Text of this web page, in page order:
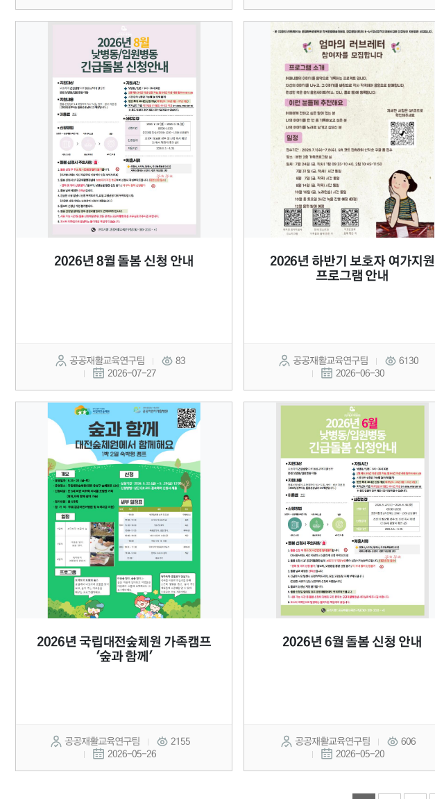
2026년 8월 돌봄 신청 안내
공공재활교육연구팀
83
2026-07-27
2026년 하반기 보호자 여가지원
프로그램 안내
공공재활교육연구팀
6130
2026-06-30
2026년 국립대전숲체원 가족캠프
'숲과 함께'
공공재활교육연구팀
2155
2026-05-26
2026년 6월 돌봄 신청 안내
공공재활교육연구팀
606
2026-05-20